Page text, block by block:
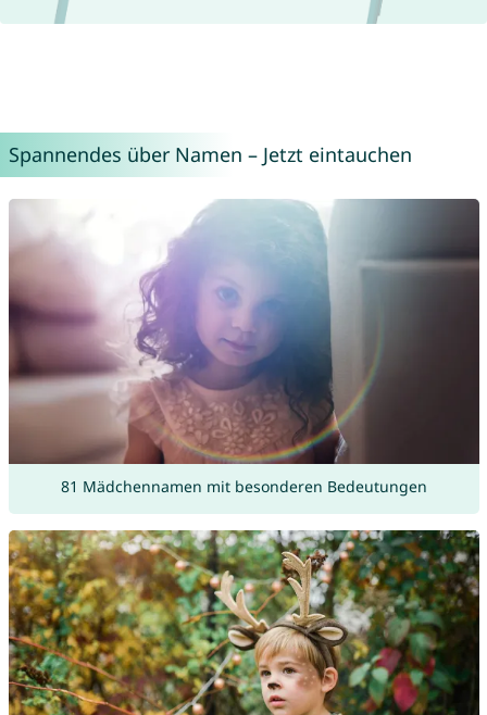
Spannendes über Namen – Jetzt eintauchen
81 Mädchennamen mit besonderen Bedeutungen